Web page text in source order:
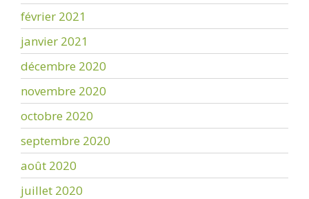
février 2021
janvier 2021
décembre 2020
novembre 2020
octobre 2020
septembre 2020
août 2020
juillet 2020